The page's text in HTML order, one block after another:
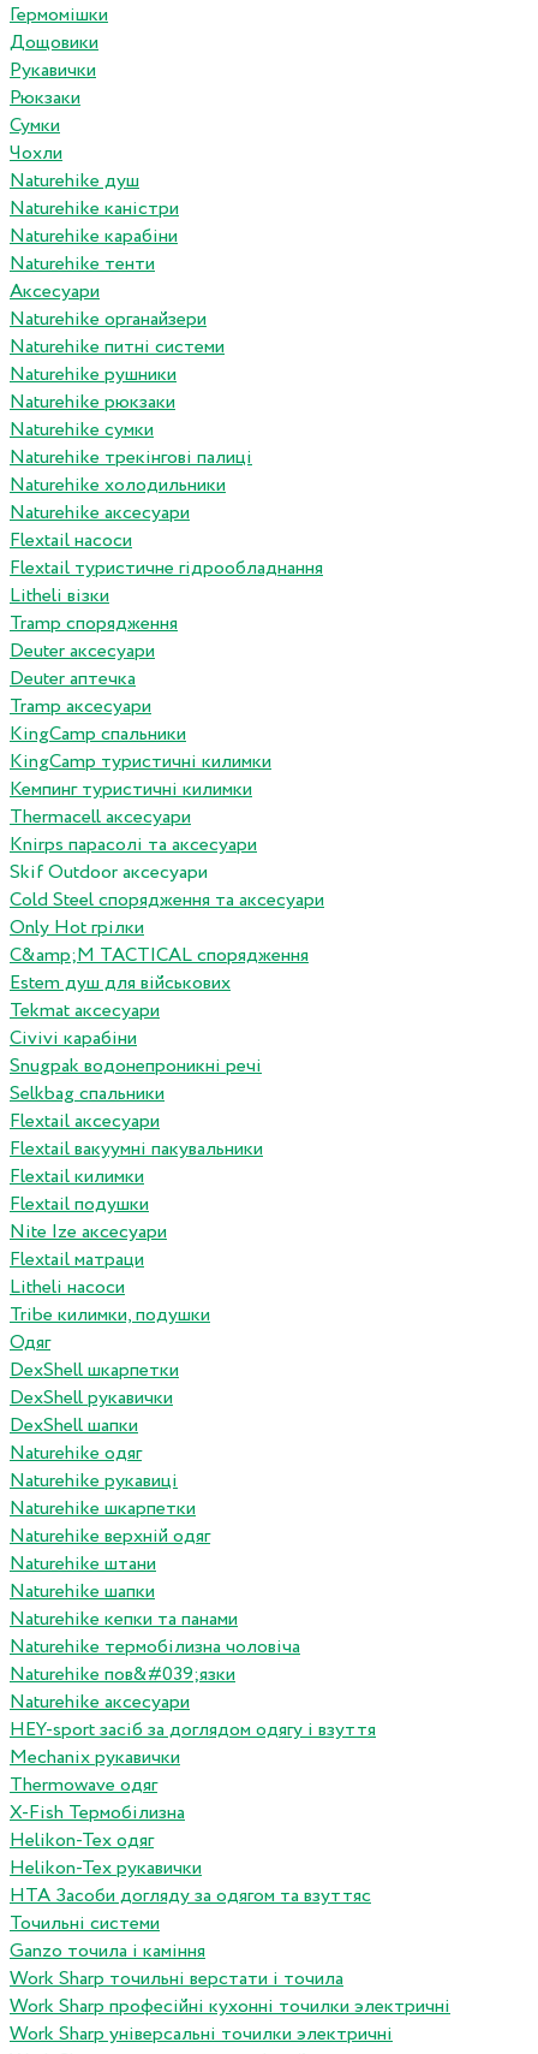
Гермомішки
Дощовики
Рукавички
Рюкзаки
Сумки
Чохли
Naturehike душ
Naturehike каністри
Naturehike карабіни
Naturehike тенти
Аксесуари
Naturehike органайзери
Naturehike питні системи
Naturehike рушники
Naturehike рюкзаки
Naturehike сумки
Naturehike трекінгові палиці
Naturehike холодильники
Naturehike аксесуари
Flextail насоси
Flextail туристичне гідрообладнання
Litheli візки
Tramp спорядження
Deuter аксесуари
Deuter аптечка
Tramp аксесуари
KingCamp спальники
KingCamp туристичні килимки
Кемпинг туристичні килимки
Thermacell аксесуари
Knirps парасолі та аксесуари
Skif Outdoor аксесуари
Cold Steel спорядження та аксесуари
Only Hot грілки
C&amp;M TACTICAL спорядження
Estem душ для військових
Tekmat аксесуари
Сivivi карабіни
Snugpak водонепроникні речі
Selkbag спальники
Flextail аксесуари
Flextail вакуумні пакувальники
Flextail килимки
Flextail подушки
Nite Ize аксесуари
Flextail матраци
Litheli насоси
Tribe килимки, подушки
Одяг
DexShell шкарпетки
DexShell рукавички
DexShell шапки
Naturehike одяг
Naturehike рукавиці
Naturehike шкарпетки
Naturehike верхній одяг
Naturehike штани
Naturehike шапки
Naturehike кепки та панами
Naturehike термобілизна чоловіча
Naturehike пов&#039;язки
Naturehike аксесуари
HEY-sport засіб за доглядом одягу і взуття
Mechanix рукавички
Thermowave одяг
X-Fish Термобілизна
Helikon-Tex одяг
Helikon-Tex рукавички
HTA Засоби догляду за одягом та взуттяс
Точильні системи
Ganzo точила і каміння
Work Sharp точильні верстати і точила
Work Sharp професiйнi кухоннi точилки электричнi
Work Sharp унiверсальнi точилки электричнi